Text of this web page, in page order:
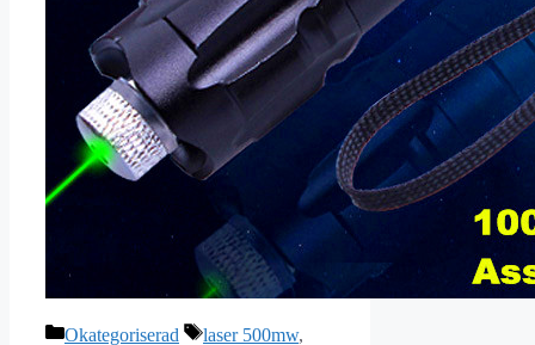
Kategorier
Okategoriserad Etiketter
laser 500mw,